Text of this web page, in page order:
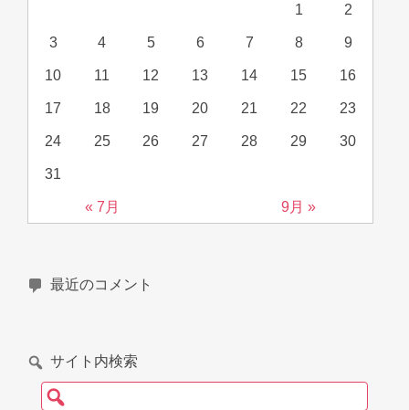
« 7月 9月 »
1 2
3 4 5 6 7 8 9
10 11 12 13 14 15 16
17 18 19 20 21 22 23
24 25 26 27 28 29 30
31
最近のコメント
サイト内検索
検索: